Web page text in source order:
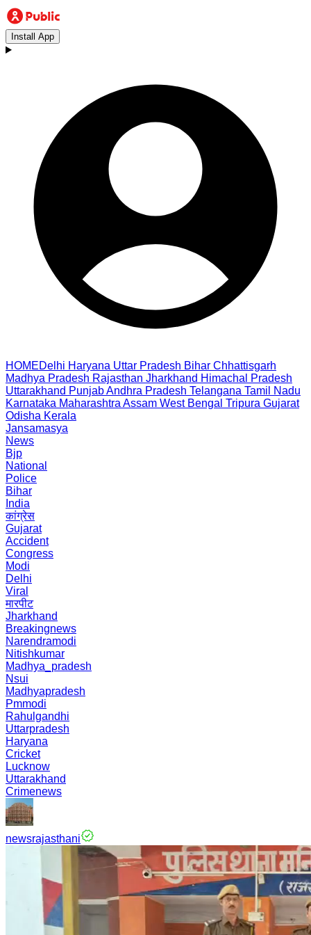
Install App
HOMEDelhi Haryana Uttar Pradesh Bihar Chhattisgarh
Madhya Pradesh Rajasthan Jharkhand Himachal Pradesh
Uttarakhand PunjabAndhra Pradesh Telangana Tamil Nadu
Karnataka Maharashtra Assam West Bengal Tripura Gujarat
Odisha Kerala
Jansamasya
News
Bjp
National
Police
Bihar
India
कांग्रेस
Gujarat
Accident
Congress
Modi
Delhi
Viral
मारपीट
Jharkhand
Breakingnews
Narendramodi
Nitishkumar
Madhya_pradesh
Nsui
Madhyapradesh
Pmmodi
Rahulgandhi
Uttarpradesh
Haryana
Cricket
Lucknow
Uttarakhand
Crimenews
newsrajasthani